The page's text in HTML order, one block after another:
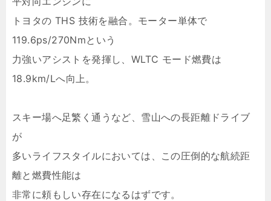
トヨタの THS 技術を融合。モーター単体で
119.6ps/270Nmという
力強いアシストを発揮し、WLTC モード燃費は
18.9km/Lへ向上。
スキー場へ足繁く通うなど、雪山への長距離ドライブ
が
多いライフスタイルにおいては、この圧倒的な航続距
離と燃費性能は
非常に頼もしい存在になるはずです。